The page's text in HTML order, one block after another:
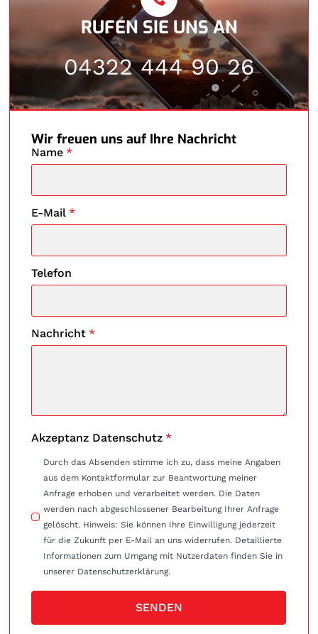
RUFEN SIE UNS AN
04322 444 90 26
Wir freuen uns auf Ihre Nachricht
Name *
E-Mail *
Telefon
Nachricht *
Akzeptanz Datenschutz *
Durch das Absenden stimme ich zu, dass meine Angaben
aus dem Kontaktformular zur Beantwortung meiner
Anfrage erhoben und verarbeitet werden. Die Daten
werden nach abgeschlossener Bearbeitung Ihrer Anfrage
gelöscht. Hinweis: Sie können Ihre Einwilligung jederzeit
für die Zukunft per E-Mail an uns widerrufen. Detaillierte
Informationen zum Umgang mit Nutzerdaten finden Sie in
unserer Datenschutzerklärung.
SENDEN